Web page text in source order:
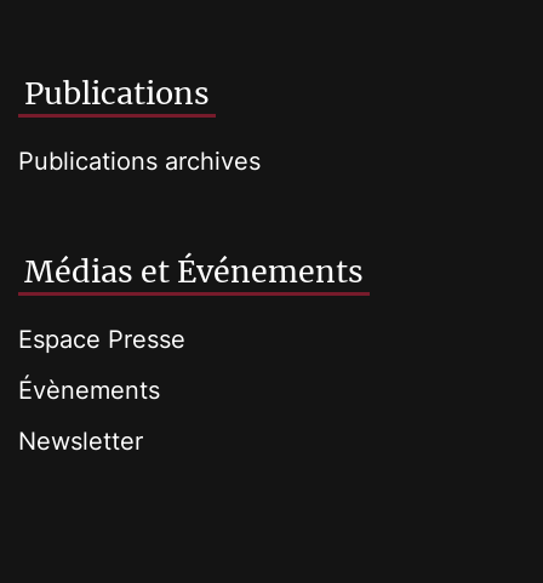
Publications
Publications archives
Médias et Événements
Espace Presse
Évènements
Newsletter